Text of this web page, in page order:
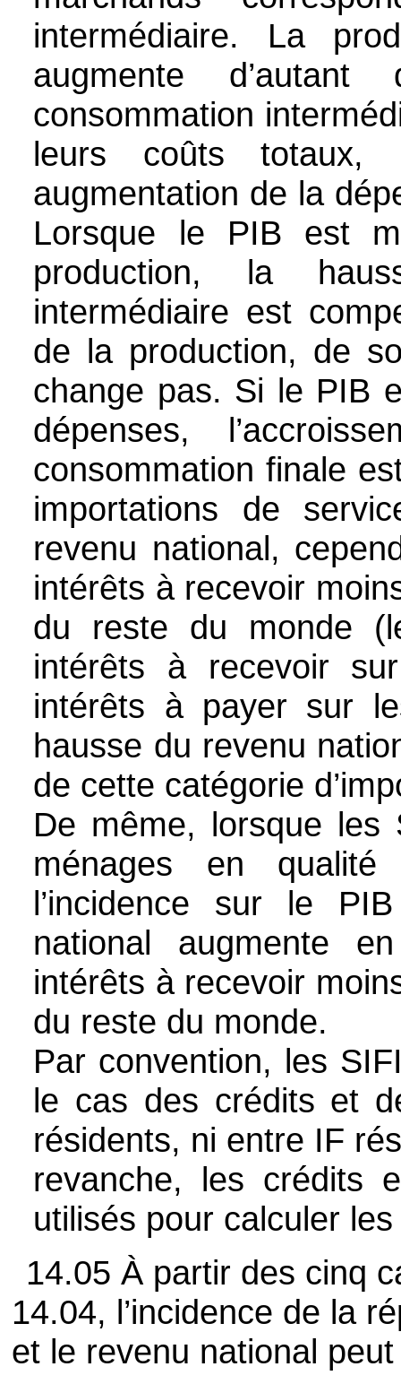
intermédiaire. La
augmente
consommation
leurs coûts totaux,
augmentation de la
Lorsque le PIB est
production, la
intermédiaire est
de la production, de
change pas. Si le PIB
dépenses,
consommation finale
importations de
revenu national,
intérêts à recevoir
du reste du monde
intérêts à recevoir
intérêts à payer sur
hausse du revenu
de cette catégorie
De même, lorsque les
ménages en qualité
l’incidence sur le
national augmente
intérêts à recevoir
du reste du monde.
Par convention, les
le cas des crédits et
résidents, ni entre IF
revanche, les crédits
utilisés pour calculer
14.05 À partir des cinq
14.04, l’incidence de la
et le revenu national